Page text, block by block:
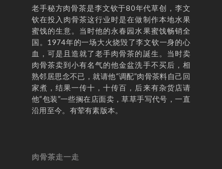
老手秘方肉骨茶是李文钦于80年代草创，李文
钦在投入肉骨茶这行业时是在做制作本地水果
蜜饯的生意。当时他的永春园水果蜜饯畅销全
国。1974年的一场大火烧毁了李文钦一身的心
血，可是且造就了老手肉骨茶的誕生。当时卖
肉骨茶卖到小有名气的他金盆洗手不买后，相
熟邻居思念不已，就请他“调配”肉骨茶料自己回
家煮，结果一传十，十传百，后来有杂货店请
他“包装”一些搁在店面卖，草草手写代号，一直
沿用至今。有荤有素版本。
肉骨茶走一走